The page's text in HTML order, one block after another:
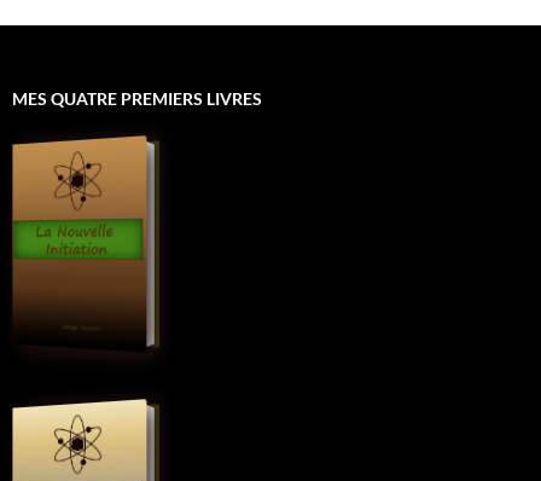
MES QUATRE PREMIERS LIVRES